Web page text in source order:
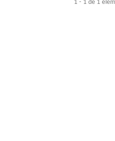
1 - 1 de 1